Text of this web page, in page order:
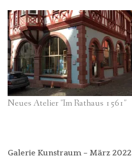
Neues Atelier "Im Rathaus 1561"
Galerie Kunstraum – März 2022